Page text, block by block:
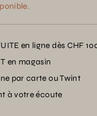
en ligne dès CHF
en magasin
par carte ou Twint
à votre écoute